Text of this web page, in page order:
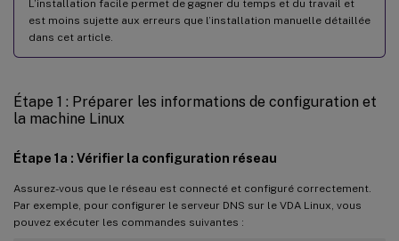
L’installation facile permet de gagner du temps et du travail et
est moins sujette aux erreurs que l’installation manuelle détaillée
dans cet article.
Étape 1 : Préparer les informations de configuration et
la machine Linux
Étape 1a : Vérifier la configuration réseau
Assurez-vous que le réseau est connecté et configuré correctement.
Par exemple, pour configurer le serveur DNS sur le VDA Linux, vous
pouvez exécuter les commandes suivantes :
Centrify DirectControl
SSSD
Étape 4 : Installer .NET Runtime 6.0
Étape 5 : Télécharger le package VDA Linux
Étape 6 : Installer le VDA Linux
Étape 6b : Mettre à niveau le VDA Linux (facultatif)